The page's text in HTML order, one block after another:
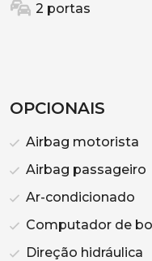
2 portas
OPCIONAIS
Airbag motorista
Airbag passageiro
Ar-condicionado
Computador de
Direção hidráulica